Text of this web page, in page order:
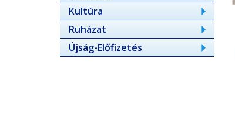
Kultúra
Ruházat
Újság-Előfizetés